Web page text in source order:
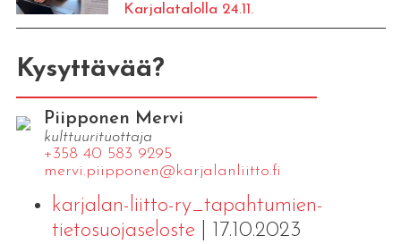
Karjalatalolla 24.11.
Kysyttävää?
Piipponen Mervi
kulttuurituottaja
+358 40 583 9295
mervi.​piipponen@​kar​jala​nlii​tto.​fi
karjalan-liitto-ry_tapahtumien-
tietosuojaseloste| 17.10.2023